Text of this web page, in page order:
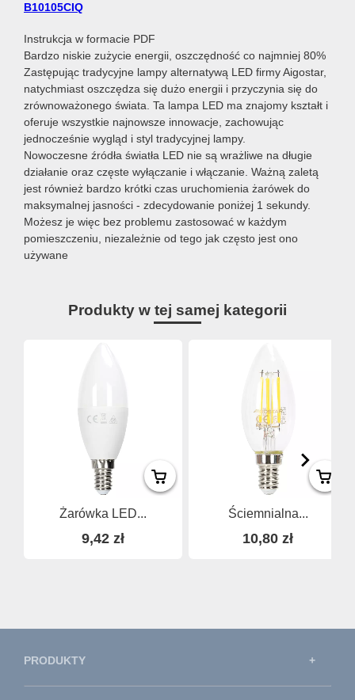
B10105CIQ
Instrukcja w formacie PDF
Bardzo niskie zużycie energii, oszczędność co najmniej 80%
Zastępując tradycyjne lampy alternatywą LED firmy Aigostar,
natychmiast oszczędza się dużo energii i przyczynia się do
zrównoważonego świata. Ta lampa LED ma znajomy kształt i
oferuje wszystkie najnowsze innowacje, zachowując
jednocześnie wygląd i styl tradycyjnej lampy.
Nowoczesne źródła światła LED nie są wrażliwe na długie
działanie oraz częste wyłączanie i włączanie. Ważną zaletą
jest również bardzo krótki czas uruchomienia żarówek do
maksymalnej jasności - zdecydowanie poniżej 1 sekundy.
Możesz je więc bez problemu zastosować w każdym
pomieszczeniu, niezależnie od tego jak często jest ono
używane
Produkty w tej samej kategorii
Żarówka LED...
9,42 zł
Ściemnialna...
10,80 zł
PRODUKTY